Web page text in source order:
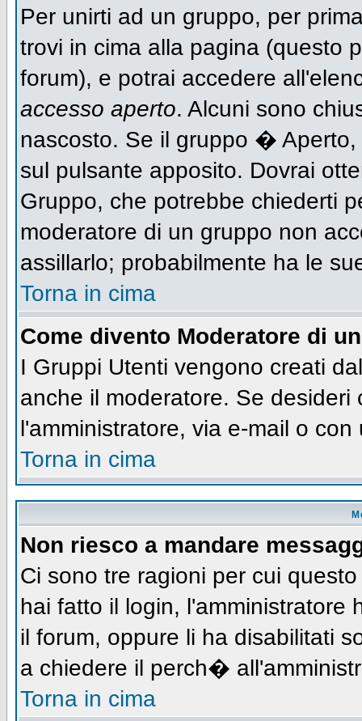
Per unirti ad un gruppo, per
trovi in cima alla pagina (questo
forum), e potrai accedere
accesso aperto. Alcuni sono
nascosto. Se il gruppo �
sul pulsante apposito. Dovrai
Gruppo, che potrebbe chiederti
moderatore di un gruppo non
assillarlo; probabilmente ha le
Torna in cima
Come divento Moderatore di
I Gruppi Utenti vengono creati
anche il moderatore. Se
l'amministratore, via e-mail o
Torna in cima
Non riesco a mandare
Ci sono tre ragioni per cui
hai fatto il login, l'amministratore
il forum, oppure li ha disabilitati
a chiedere il perch�
Torna in cima